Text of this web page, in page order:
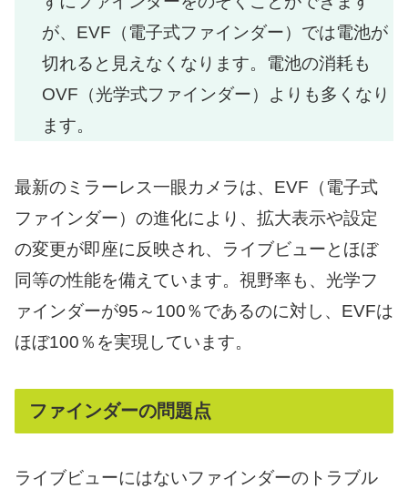
が、EVF（電子式ファインダー）では電池が
切れると見えなくなります。電池の消耗も
OVF（光学式ファインダー）よりも多くなり
ます。
最新のミラーレス一眼カメラは、EVF（電子式
ファインダー）の進化により、拡大表示や設定
の変更が即座に反映され、ライブビューとほぼ
同等の性能を備えています。視野率も、光学フ
ァインダーが95～100％であるのに対し、EVFは
ほぼ100％を実現しています。
ファインダーの問題点
ライブビューにはないファインダーのトラブル